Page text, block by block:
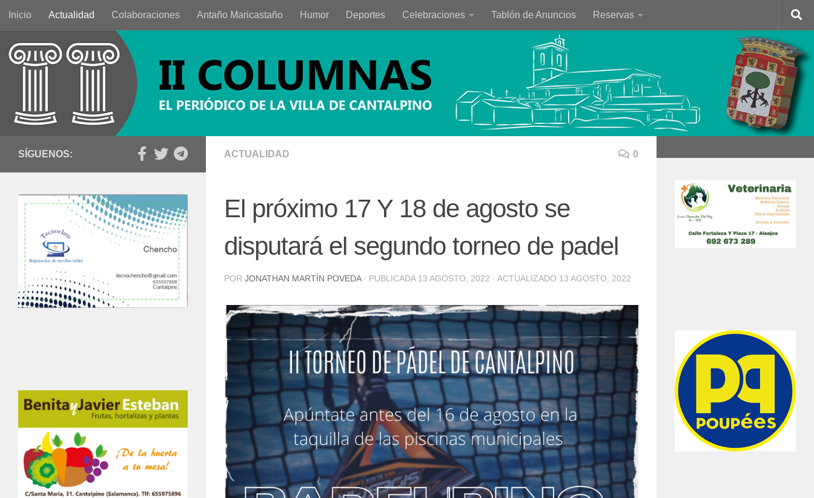
Saltar al contenido
Inicio Actualidad Colaboraciones Antaño Maricastaño Humor Deportes Celebraciones Tablón de Anuncios Reservas
ACTUALIDAD 0
El próximo 17 Y 18 de agosto se
disputará el segundo torneo de padel
POR JONATHAN MARTÍN POVEDA · PUBLICADA 13 AGOSTO, 2022 · ACTUALIZADO 13 AGOSTO, 2022
SÍGUENOS: